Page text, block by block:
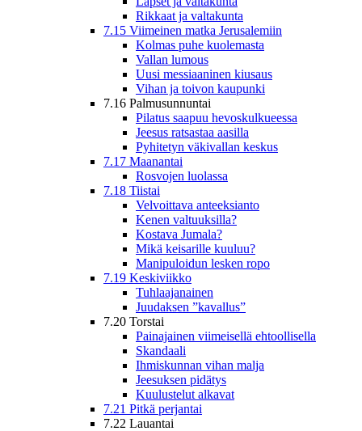
Rikkaat ja valtakunta
7.15 Viimeinen matka Jerusalemiin
Kolmas puhe kuolemasta
Vallan lumous
Uusi messiaaninen kiusaus
Vihan ja toivon kaupunki
7.16 Palmusunnuntai
Pilatus saapuu hevoskulkueessa
Jeesus ratsastaa aasilla
Pyhitetyn väkivallan keskus
7.17 Maanantai
Rosvojen luolassa
7.18 Tiistai
Velvoittava anteeksianto
Kenen valtuuksilla?
Kostava Jumala?
Mikä keisarille kuuluu?
Manipuloidun lesken ropo
7.19 Keskiviikko
Tuhlaajanainen
Juudaksen ”kavallus”
7.20 Torstai
Painajainen viimeisellä ehtoollisella
Skandaali
Ihmiskunnan vihan malja
Jeesuksen pidätys
Kuulustelut alkavat
7.21 Pitkä perjantai
7.22 Lauantai